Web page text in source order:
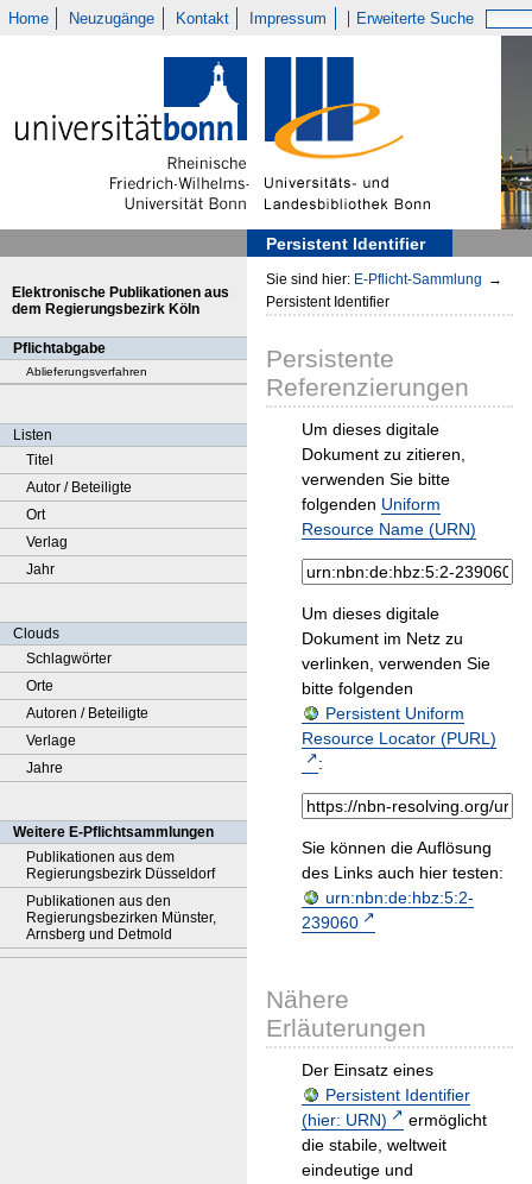
Home Neuzugänge Kontakt Impressum Erweiterte Suche
Persistent Identifier
Elektronische Publikationen aus
dem Regierungsbezirk Köln
Pflichtabgabe
Ablieferungsverfahren
Listen
Titel
Autor / Beteiligte
Ort
Verlag
Jahr
Clouds
Schlagwörter
Orte
Autoren / Beteiligte
Verlage
Jahre
Weitere E-Pflichtsammlungen
Publikationen aus dem
Regierungsbezirk Düsseldorf
Publikationen aus den
Regierungsbezirken Münster,
Arnsberg und Detmold
Sie sind hier: E-Pflicht-Sammlung →
Persistent Identifier
Persistente
Referenzierungen
Um dieses digitale
Dokument zu zitieren,
verwenden Sie bitte
folgenden Uniform
Resource Name (URN)
Um dieses digitale
Dokument im Netz zu
verlinken, verwenden Sie
bitte folgenden
Persistent Uniform
Resource Locator (PURL)
:
Sie können die Auflösung
des Links auch hier testen:
urn:nbn:de:hbz:5:2-
239060
Nähere
Erläuterungen
Der Einsatz eines
Persistent Identifier
(hier: URN)
ermöglicht
die stabile, weltweit
eindeutige und